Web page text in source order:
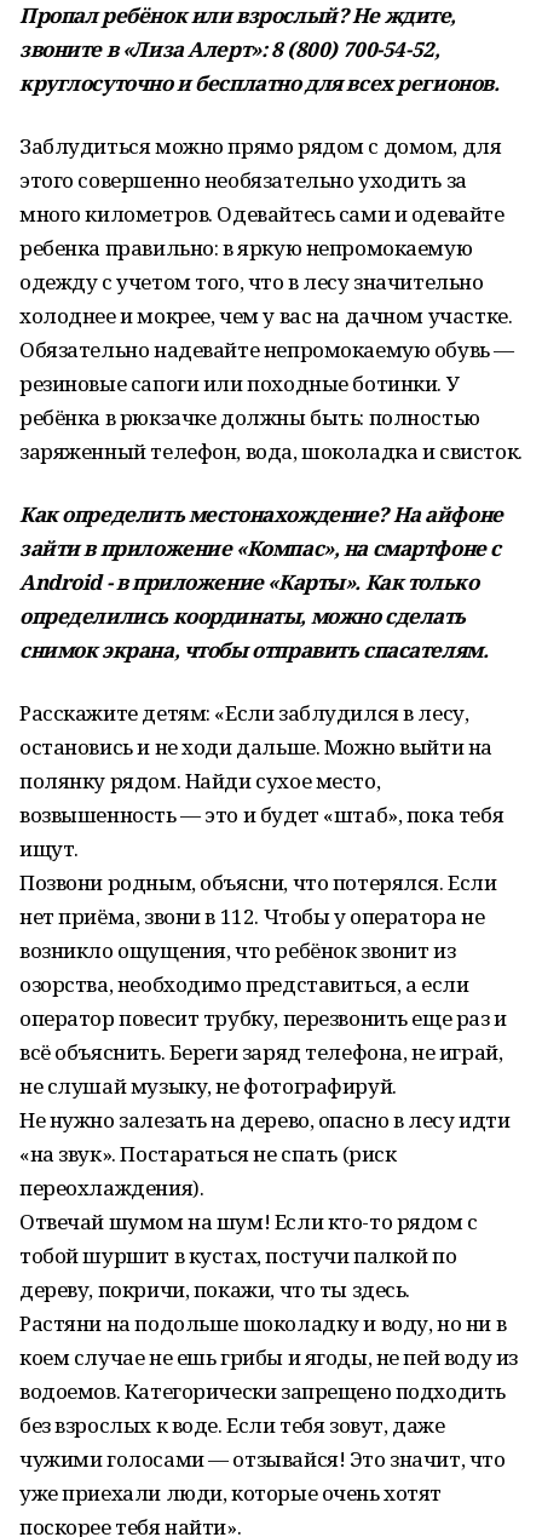
Пропал ребёнок или взрослый? Не ждите,
звоните в «Лиза Алерт»: 8 (800) 700-54-52,
круглосуточно и бесплатно для всех регионов.
Заблудиться можно прямо рядом с домом, для
этого совершенно необязательно уходить за
много километров. Одевайтесь сами и одевайте
ребенка правильно: в яркую непромокаемую
одежду с учетом того, что в лесу значительно
холоднее и мокрее, чем у вас на дачном участке.
Обязательно надевайте непромокаемую обувь —
резиновые сапоги или походные ботинки. У
ребёнка в рюкзачке должны быть: полностью
заряженный телефон, вода, шоколадка и свисток.
Как определить местонахождение?На айфоне
зайти в приложение «Компас», на смартфоне с
Android - в приложение «Карты». Как только
определились координаты, можно сделать
снимок экрана, чтобы отправить спасателям.
Расскажите детям: «Если заблудился в лесу,
остановись и не ходи дальше. Можно выйти на
полянку рядом. Найди сухое место,
возвышенность — это и будет «штаб», пока тебя
ищут.
Позвони родным, объясни, что потерялся. Если
нет приёма, звони в 112. Чтобы у оператора не
возникло ощущения, что ребёнок звонит из
озорства, необходимо представиться, а если
оператор повесит трубку, перезвонить еще раз и
всё объяснить. Береги заряд телефона, не играй,
не слушай музыку, не фотографируй.
Не нужно залезать на дерево, опасно в лесу идти
«на звук». Постараться не спать (риск
переохлаждения).
Отвечай шумом на шум! Если кто-то рядом с
тобой шуршит в кустах, постучи палкой по
дереву, покричи, покажи, что ты здесь.
Растяни на подольше шоколадку и воду, но ни в
коем случае не ешь грибы и ягоды, не пей воду из
водоемов. Категорически запрещено подходить
без взрослых к воде. Если тебя зовут, даже
чужими голосами — отзывайся! Это значит, что
уже приехали люди, которые очень хотят
поскорее тебя найти».